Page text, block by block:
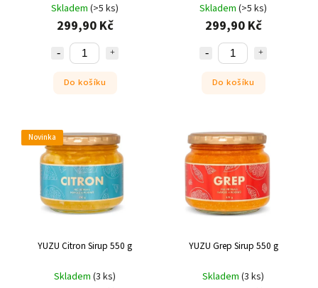
Skladem (>5 ks)
299,90 Kč
Do košíku
Skladem (>5 ks)
299,90 Kč
Do košíku
Novinka
YUZU Citron Sirup 550 g
Skladem (3 ks)
YUZU Grep Sirup 550 g
Skladem (3 ks)